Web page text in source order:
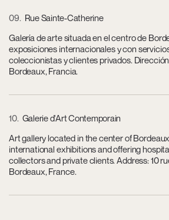
09
Rue Sainte-Catherine
Galería de arte situada en el centro de
exposiciones internacionales y con
coleccionistas y clientes privados.
Bordeaux, Francia.
10 Galerie d'Art Contemporain
Art gallery located in the center of
international exhibitions and offering
collectors and private clients. Address: 10
Bordeaux, France.